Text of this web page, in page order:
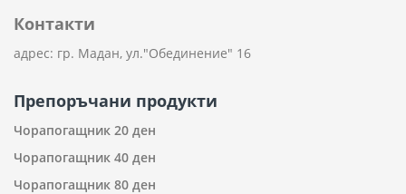
Контакти
адрес: гр. Мадан, ул."Обединение" 16
Препоръчани продукти
Чорапогащник 20 ден
Чорапогащник 40 ден
Чорапогащник 80 ден